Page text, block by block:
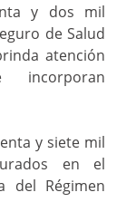
y dos mil
de Salud
atención
y siete mil
en el
del Régimen